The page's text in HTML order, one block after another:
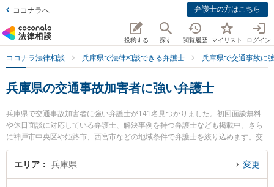
ココナラへ 弁護士の方はこちら
投稿する 探す 閲覧履歴 マイリスト ログイン
ココナラ法律相談 兵庫県で法律相談できる弁護士 兵庫県で交通事故に
兵庫県の交通事故加害者に強い弁護士
兵庫県で交通事故加害者に強い弁護士が141名見つかりました。初回面談無料
や休日面談に対応している弁護士、解決事例を持つ弁護士なども掲載中。さら
に神戸市中央区や姫路市、西宮市などの地域条件で弁護士を絞り込めます。交
通事故に関係する自動車事故やバイク事故、自転車事故等の細かな分野での絞
り込み検索もでき便利です。特にアトム神戸法律事務所弁護士法人の濱手 亮輔
エリア 兵庫県 変更